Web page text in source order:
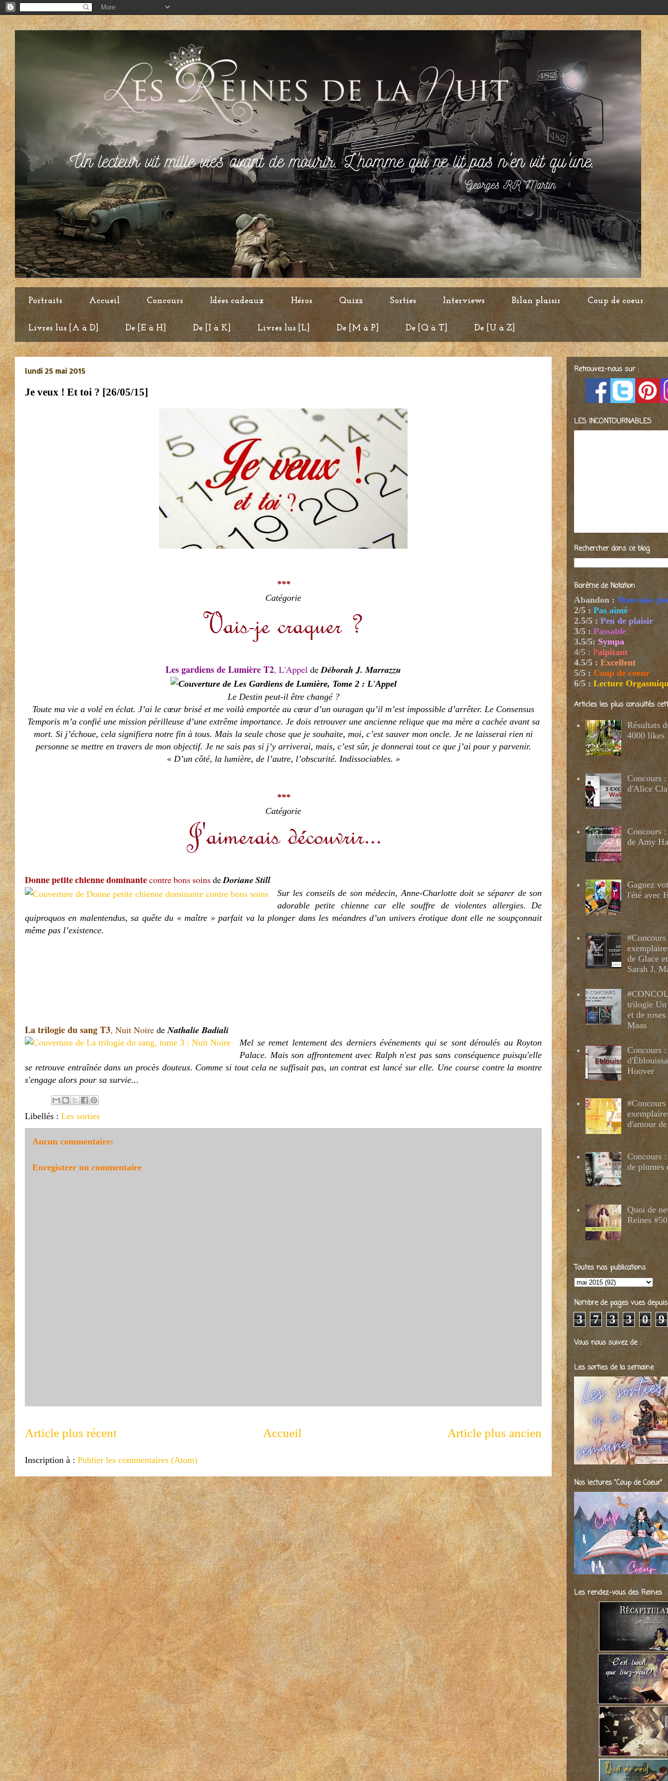
Portraits Accueil Concours Idées cadeaux Héros Quizz Sorties Interviews Bilan plaisir Coup de coeur
Livres lus [A à D] De [E à H] De [I à K] Livres lus [L] De [M à P] De [Q à T] De [U à Z]
lundi 25 mai 2015
Je veux ! Et toi ? [26/05/15]
***
Catégorie
Les gardiens de Lumière T2, L'Appel deDéborah J. Marrazzu
Le Destin peut-il être changé ?
Toute ma vie a volé en éclat. J’ai le cœur brisé et me voilà emportée au cœur d’un ouragan qu’il m’est impossible d’arrêter. Le Consensus
Temporis m’a confié une mission périlleuse d’une extrême importance. Je dois retrouver une ancienne relique que ma mère a cachée avant sa
mort. Si j’échoue, cela signifiera notre fin à tous. Mais la seule chose que je souhaite, moi, c’est sauver mon oncle. Je ne laisserai rien ni
personne se mettre en travers de mon objectif. Je ne sais pas si j’y arriverai, mais, c’est sûr, je donnerai tout ce que j’ai pour y parvenir.
« D’un côté, la lumière, de l’autre, l’obscurité. Indissociables. »
***
Catégorie
Donne petite chienne dominantecontre bons soins deDoriane Still
Sur les conseils de son médecin, Anne-Charlotte doit se séparer de son
adorable petite chienne car elle souffre de violentes allergies. De
quiproquos en malentendus, sa quête du « maître » parfait va la plonger dans les méandres d’un univers érotique dont elle ne soupçonnait
même pas l’existence.
La trilogie du sang T3, Nuit Noire deNathalie Badiali
Mel se remet lentement des derniers événements qui se sont déroulés au Royton
Palace. Mais son affrontement avec Ralph n'est pas sans conséquence puisqu'elle
se retrouve entraînée dans un procès douteux. Comme si tout cela ne suffisait pas, un contrat est lancé sur elle. Une course contre la montre
s'engage alors pour sa survie...
Libellés : Les sorties
Aucun commentaire:
Enregistrer un commentaire
Article plus récent Article plus ancien
Accueil
Inscription à : Publier les commentaires (Atom)
Retrouvez-nous sur :
LES INCONTOURNABLES
Rechercher dans ce blog
Barème de Notation
Abandon : Mauvaise
2/5 : Pas aimé
2.5/5 : Peu de plaisir
3/5 : Passable
3.5/5: Sympa
4/5 : Palpitant
4.5/5 : Excellent
5/5 : Coup de coeur
6/5: Lecture
Articles les plus consultés
Résultats
4000 likes
Concours
d'Alice
Concours
de Amy
Gagnez
l'été avec
de Glace
Sarah J.
trilogie Un
et de
Maas
Concours
Hoover
d'amour
Concours
de plumes
Quoi de
Reines #50
Toutes nos publications
Nombre de pages vues depuis
3 7 3 3 0 9
Vous nous suivez de :
Les sorties de la semaine
Nos lectures "Coup de Coeur"
Les rendez-vous des Reines